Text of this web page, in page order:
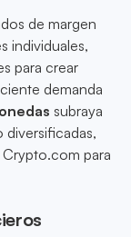
de margen
individuales,
para crear
demanda
subraya
diversificadas,
para